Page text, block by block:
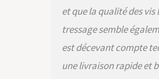
et que la qualité des vis
tressage semble
est décevant compte
une livraison rapide et